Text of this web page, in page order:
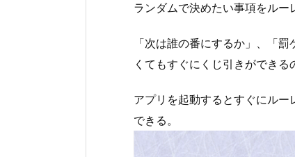
ランダムで決めたい事項をルー
「次は誰の番にするか」、「
くてもすぐにくじ引きができる
アプリを起動するとすぐにル
できる。